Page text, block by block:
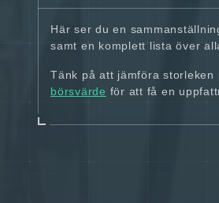
Här ser du en
samt en komplett lista över
Tänk på att jämföra
börsvärde för att få en